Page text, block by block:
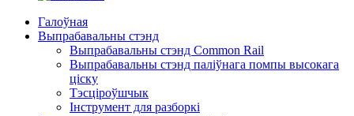
Галоўная
Выпрабавальны стэнд
Выпрабавальны стэнд Common Rail
Выпрабавальны стэнд паліўнага помпы высокага
ціску
Тэсціроўшчык
Інструмент для разборкі